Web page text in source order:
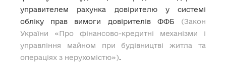
управителем рахунка довірителю у системі
обліку прав вимоги довірителів ФФБ (Закон
України «Про фінансово-кредитні механізми і
управління майном при будівництві житла та
операціях з нерухомістю»).